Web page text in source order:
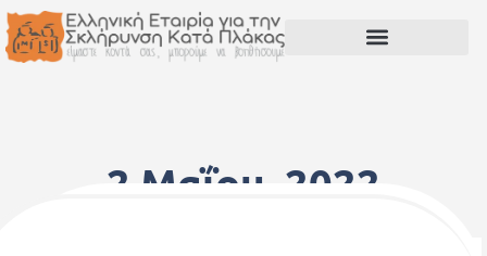
2 Μαΐου, 2022